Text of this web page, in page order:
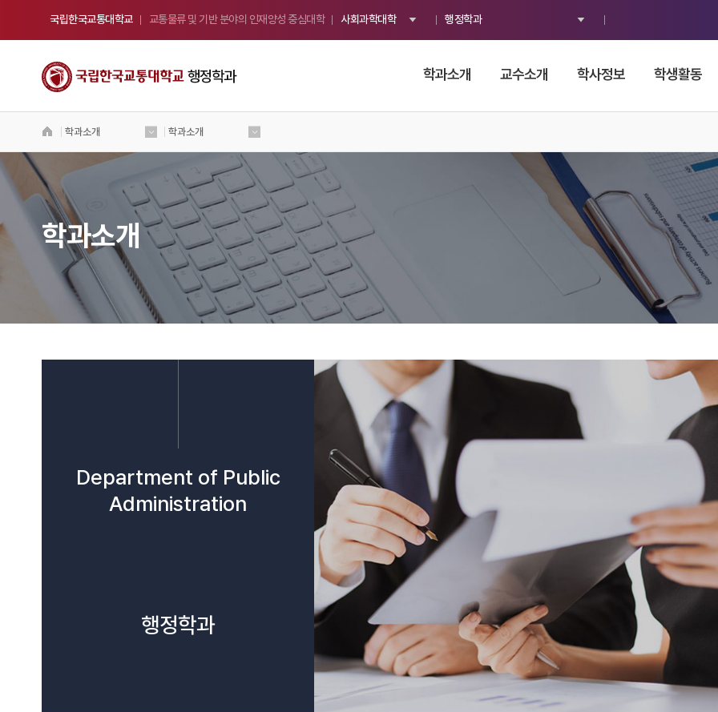
국립한국교통대학교 교통물류 및 기반 분야의 인재양성 중심대학 사회과학대학 행정학과
행정학과
국립 한국교통대학교
행정학과
Welcome to Korea National University
of Transportation
학과소개 교수소개 학사정보 학생활동
학과소개 학과소개
학과소개
Department of Public
Administration
행정학과